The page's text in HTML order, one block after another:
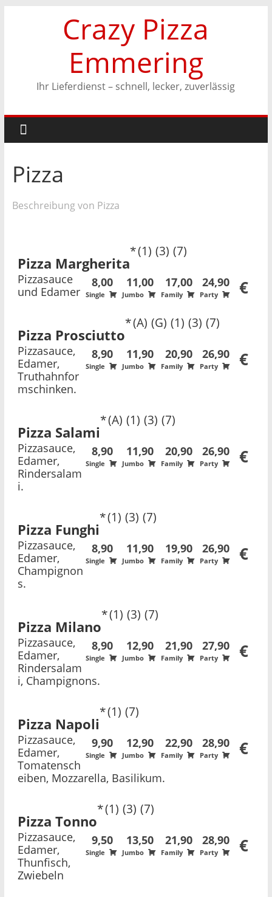
Crazy Pizza
Emmering
Ihr Lieferdienst – schnell, lecker, zuverlässig
Pizza
Beschreibung von Pizza
Pizza Margherita
1 3 7
8,00
Single
11,00
Jumbo
17,00
Family
24,90
Party €
Pizzasauce
und Edamer
Pizza Prosciutto
A G 1 3 7
8,90
Single
11,90
Jumbo
20,90
Family
26,90
Party €
Pizzasauce,
Edamer,
Truthahnfor
mschinken.
Pizza Salami
A 1 3 7
8,90
Single
11,90
Jumbo
20,90
Family
26,90
Party €
Pizzasauce,
Edamer,
Rindersalam
i.
Pizza Funghi
1 3 7
8,90
Single
11,90
Jumbo
19,90
Family
26,90
Party €
Pizzasauce,
Edamer,
Champignon
s.
Pizza Milano
1 3 7
8,90
Single
12,90
Jumbo
21,90
Family
27,90
Party €
Pizzasauce,
Edamer,
Rindersalam
i, Champignons.
Pizza Napoli
1 7
9,90
Single
12,90
Jumbo
22,90
Family
28,90
Party €
Pizzasauce,
Edamer,
Tomatensch
eiben, Mozzarella, Basilikum.
Pizza Tonno
1 3 7
9,50
Single
13,50
Jumbo
21,90
Family
28,90
Party €
Pizzasauce,
Edamer,
Thunfisch,
Zwiebeln